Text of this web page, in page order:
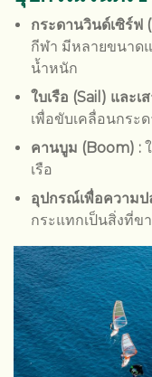
กระดานวินด์เซิร์ฟ
กีฬา มีหลายขนาด
น้ำหนัก
ใบเรือ (Sail) และเ
เพื่อขับเคลื่อนกระ
คานบูม (Boom) :
เรือ
อุปกรณ์เพื่อความป
กระแทกเป็นสิ่งที่ข